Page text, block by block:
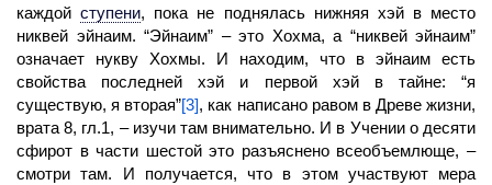
каждой ступени, пока не поднялась нижняя хэй в место
никвей эйнаим. “Эйнаим” – это Хохма, а “никвей эйнаим”
означает нукву Хохмы. И находим, что в эйнаим есть
свойства последней хэй и первой хэй в тайне: “я
существую, я вторая”[3], как написано равом в Древе жизни,
врата 8, гл.1, – изучи там внимательно. И в Учении о десяти
сфирот в части шестой это разъяснено всеобъемлюще, –
смотри там. И получается, что в этом участвуют мера